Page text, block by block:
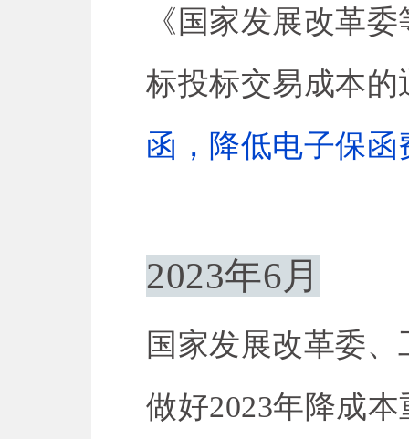
《国家发展改革
标投标交易成本的
函，降低电子保函
2023年6月
国家发展改革委
做好2023年降成